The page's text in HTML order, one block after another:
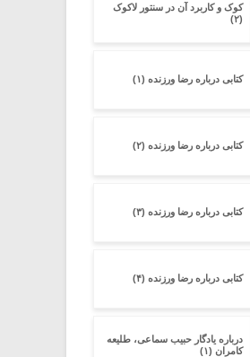
کوک و کاربرد آن در سنتور لاکوک
(۲)
کتابی درباره رضا ورزنده (۱)
کتابی درباره رضا ورزنده (۲)
کتابی درباره رضا ورزنده (۳)
کتابی درباره رضا ورزنده (۴)
درباره یادگار حبیب سماعی، طلیعه
کامران (۱)